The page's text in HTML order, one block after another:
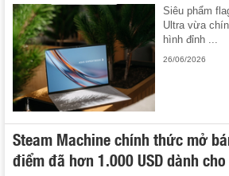
Siêu phẩm
Ultra vừa
hình đỉnh ...
26/06/2026
Steam Machine chính thức mở
điểm đã hơn 1.000 USD dành